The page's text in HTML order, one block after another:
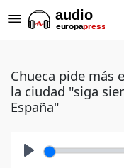
Chueca pide más
la ciudad "siga
España"